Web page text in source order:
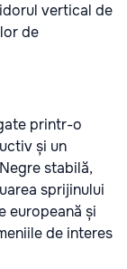
vertical de
de
printr-o
și un
stabilă,
sprijinului
europeană și
de interes